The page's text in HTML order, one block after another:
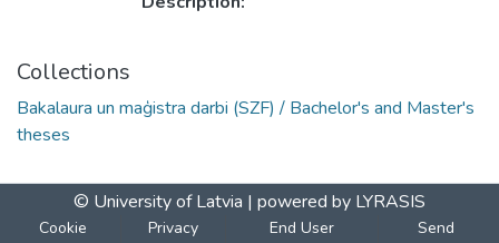
Collections
Bakalaura un maģistra darbi (SZF) / Bachelor's and Master's
theses
© University of Latvia | powered by LYRASIS
Cookie
Privacy
End User
Send